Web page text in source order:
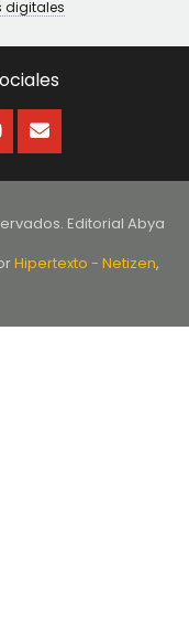
digitales
Editorial Abya
Hipertexto - Netizen,